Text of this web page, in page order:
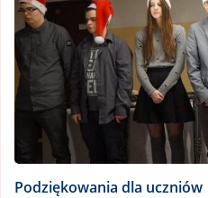
Podziękowania dla uczniów